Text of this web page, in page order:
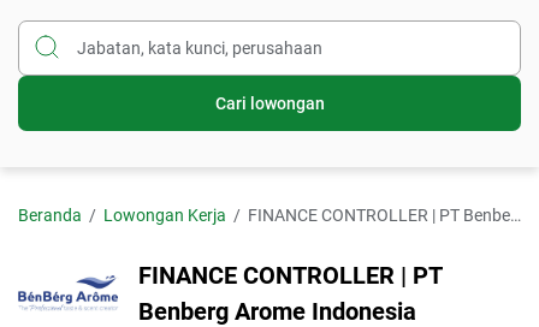
Cari lowongan
Beranda Lowongan Kerja FINANCE CONTROLLER | PT Benberg Arome Indonesia
FINANCE CONTROLLER | PT
Benberg Arome Indonesia